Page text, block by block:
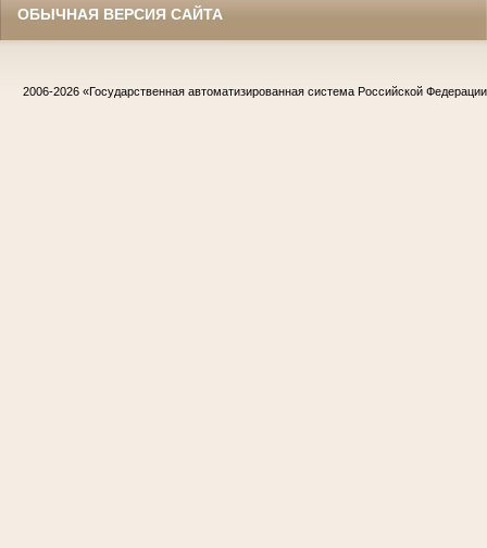
ОБЫЧНАЯ ВЕРСИЯ САЙТА
2006-2026 «Государственная автоматизированная система Российской